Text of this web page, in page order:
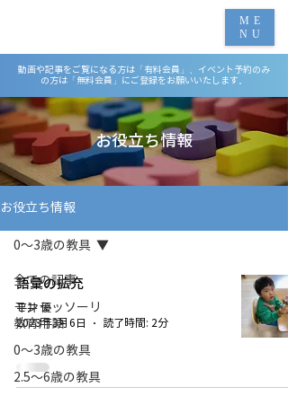
ME
NU
動画や記事をご覧になる方は「有料会員」、イベント予約のみ
の方は「無料会員」にご登録をお願いいたします。
お役立ち情報
お役立ち情報
全ての記事
モンテッソーリ
教育用語
0～3歳の教具
2.5～6歳の教具
0～3歳の教具
語彙の拡充
平井 優
2023年3月6日
読了時間: 2分